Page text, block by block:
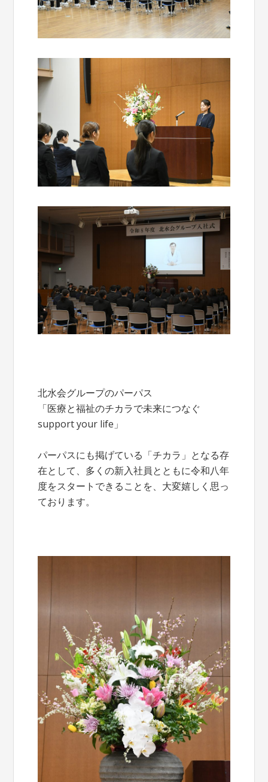
北水会グループのパーパス
「医療と福祉のチカラで未来につなぐ
support your life」
パーパスにも掲げている「チカラ」となる存
在として、多くの新入社員とともに令和八年
度をスタートできることを、大変嬉しく思っ
ております。